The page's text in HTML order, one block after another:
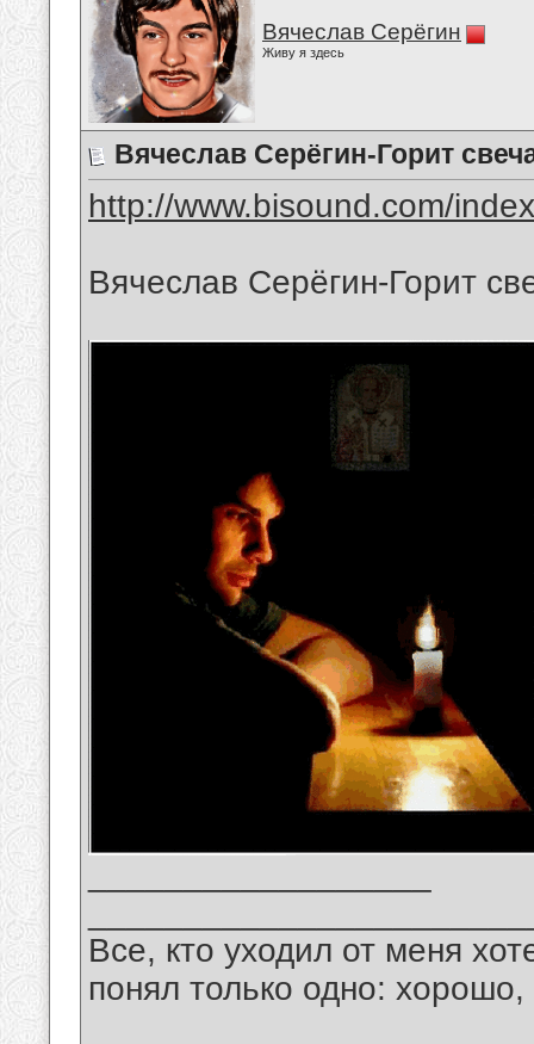
Вячеслав Серёгин
Живу я здесь
Вячеслав Серёгин-Горит
http://www.bisound.com/
Вячеслав Серёгин-Горит
Все, кто уходил от меня
понял только одно: